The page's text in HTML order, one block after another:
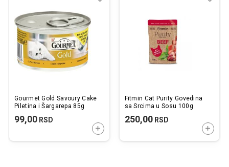
Gourmet Gold Savoury Cake
Piletina i Šargarepa 85g
99,00 RSD
DODAJTE U KORPU
Fitmin Cat Purity Govedina
sa Srcima u Sosu 100g
250,00RSD